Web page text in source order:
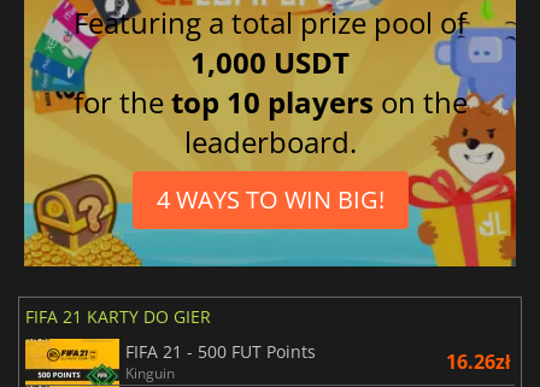
Featuring a total prize pool of
1,000 USDT
for thetop 10 players on the
leaderboard.
4 WAYS TO WIN BIG!
FIFA 21 KARTY DO GIER
FIFA 21 - 500 FUT Points
Kinguin 16.26zł